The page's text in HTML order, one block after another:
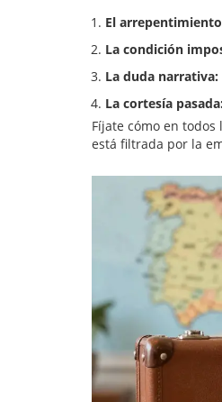
El
La condición
La duda narrativa:
La cortesía pasada:
Fíjate cómo en
está filtrada por la